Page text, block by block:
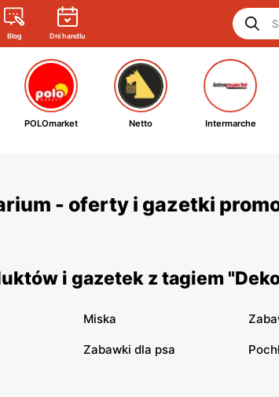
Blog Dni handlu
POLOmarket Netto Intermarche
- oferty i gazetki
i gazetek z tagiem
Miska
Zabawki dla psa